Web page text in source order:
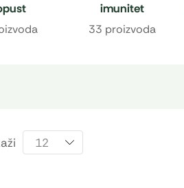
imunitet
33 proizvoda